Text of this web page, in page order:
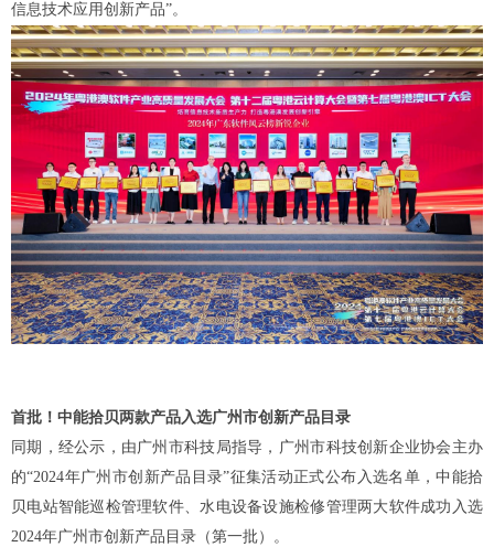
信息技术应用创新产品”。
首批！中能拾贝两款产品入选广州市创新产品目录
同期，经公示， 由广州市科技局指导，广州市科技创新企业协会主办
的“2024年广州市创新产品目录”征集活动正式公布入选名单，中能拾
贝电站智能巡检管理软件、水电设备设施检修管理两大软件成功 入选
2024年广州市创新产品目录（第一批） 。